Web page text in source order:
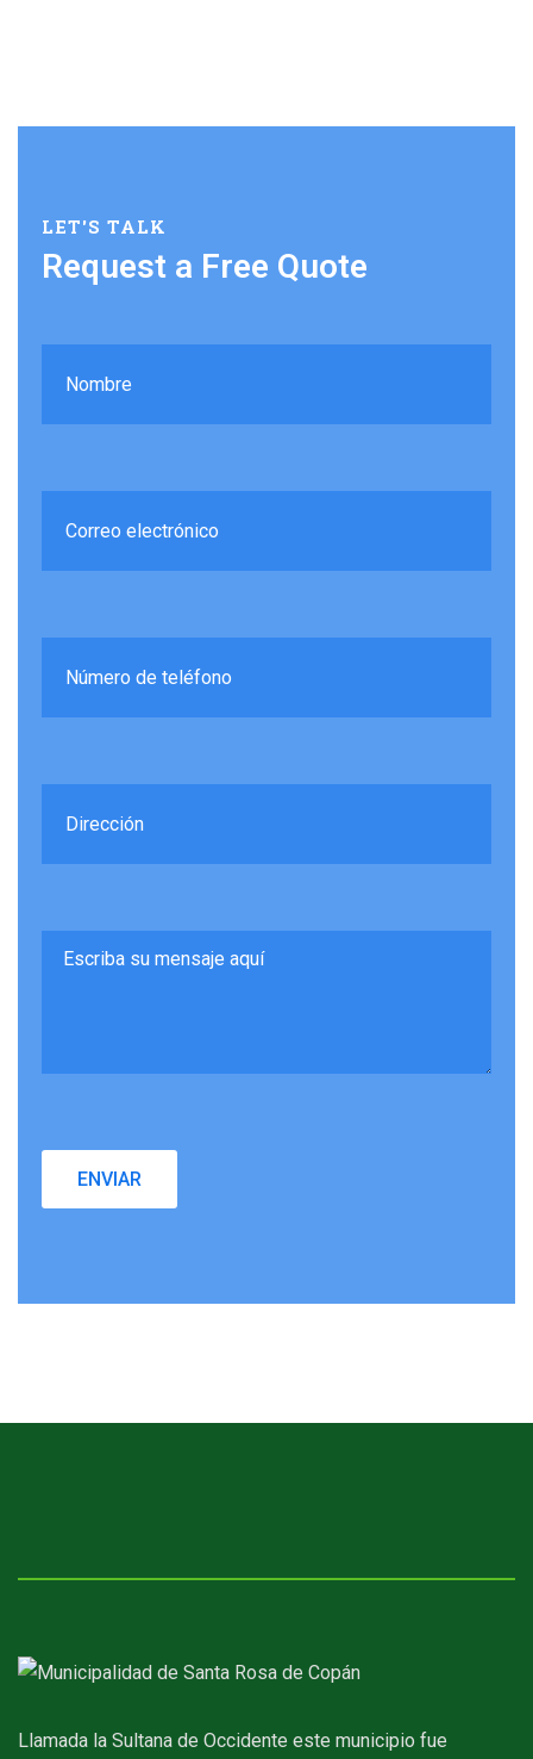
LET'S TALK
Request a Free Quote
Llamada la Sultana de Occidente este municipio fue